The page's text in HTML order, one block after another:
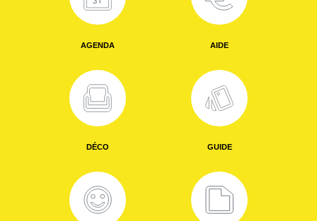
AGENDA AIDE
DÉCO GUIDE